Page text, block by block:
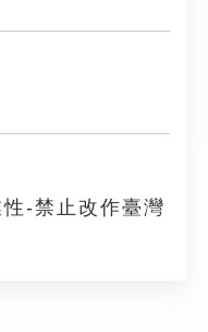
-禁止改作臺灣